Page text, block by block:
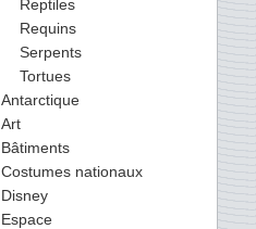
Reptiles
Requins
Serpents
Tortues
Antarctique
Art
Bâtiments
Costumes nationaux
Disney
Espace